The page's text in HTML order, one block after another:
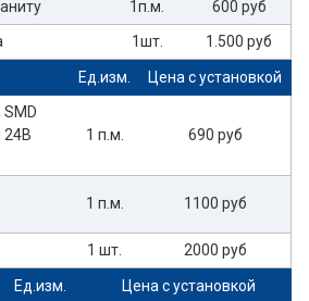
1п.м.
600 руб
1шт. 1.500 руб
Ед.изм.
Цена с установкой
24В
1 п.м. 690 руб
1 п.м. 1100 руб
1 шт. 2000 руб
Ед.изм.
Цена с установкой